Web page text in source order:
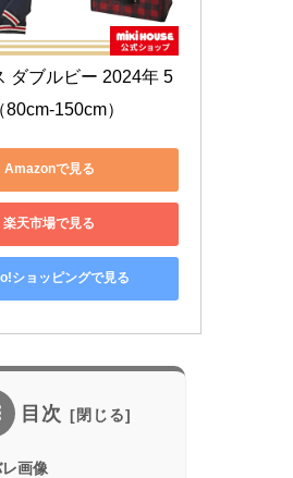
ダブルビー 2024年 5
150cm）
Amazonで見る
楽天市場で見る
ショッピングで見る
目次
画像